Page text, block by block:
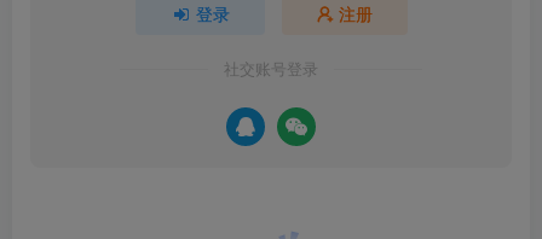
登录 注册
社交账号登录